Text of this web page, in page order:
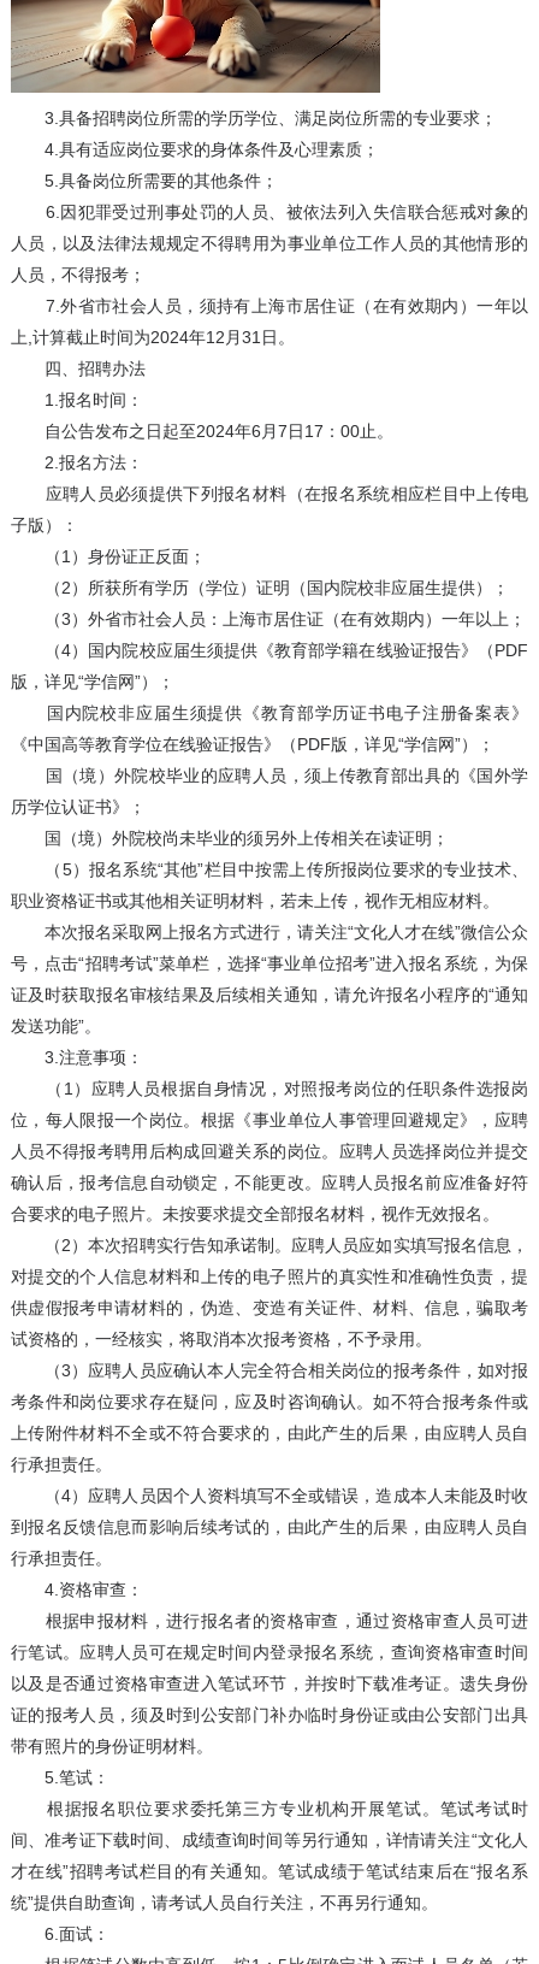
3.具备招聘岗位所需的学历学位、满足岗位所需的专业要求；
4.具有适应岗位要求的身体条件及心理素质；
5.具备岗位所需要的其他条件；
6.因犯罪受过刑事处罚的人员、被依法列入失信联合惩戒对象的
人员，以及法律法规规定不得聘用为事业单位工作人员的其他情形的
人员，不得报考；
7.外省市社会人员，须持有上海市居住证（在有效期内）一年以
上,计算截止时间为2024年12月31日。
四、招聘办法
1.报名时间：
自公告发布之日起至2024年6月7日17：00止。
2.报名方法：
应聘人员必须提供下列报名材料（在报名系统相应栏目中上传电
子版）：
（1）身份证正反面；
（2）所获所有学历（学位）证明（国内院校非应届生提供）；
（3）外省市社会人员：上海市居住证（在有效期内）一年以上；
（4）国内院校应届生须提供《教育部学籍在线验证报告》（PDF
版，详见“学信网”）；
国内院校非应届生须提供《教育部学历证书电子注册备案表》
《中国高等教育学位在线验证报告》（PDF版，详见“学信网”）；
国（境）外院校毕业的应聘人员，须上传教育部出具的《国外学
历学位认证书》；
国（境）外院校尚未毕业的须另外上传相关在读证明；
（5）报名系统“其他”栏目中按需上传所报岗位要求的专业技术、
职业资格证书或其他相关证明材料，若未上传，视作无相应材料。
本次报名采取网上报名方式进行，请关注“文化人才在线”微信公众
号，点击“招聘考试”菜单栏，选择“事业单位招考”进入报名系统，为保
证及时获取报名审核结果及后续相关通知，请允许报名小程序的“通知
发送功能”。
3.注意事项：
（1）应聘人员根据自身情况，对照报考岗位的任职条件选报岗
位，每人限报一个岗位。根据《事业单位人事管理回避规定》，应聘
人员不得报考聘用后构成回避关系的岗位。应聘人员选择岗位并提交
确认后，报考信息自动锁定，不能更改。应聘人员报名前应准备好符
合要求的电子照片。未按要求提交全部报名材料，视作无效报名。
（2）本次招聘实行告知承诺制。应聘人员应如实填写报名信息，
对提交的个人信息材料和上传的电子照片的真实性和准确性负责，提
供虚假报考申请材料的，伪造、变造有关证件、材料、信息，骗取考
试资格的，一经核实，将取消本次报考资格，不予录用。
（3）应聘人员应确认本人完全符合相关岗位的报考条件，如对报
考条件和岗位要求存在疑问，应及时咨询确认。如不符合报考条件或
上传附件材料不全或不符合要求的，由此产生的后果，由应聘人员自
行承担责任。
（4）应聘人员因个人资料填写不全或错误，造成本人未能及时收
到报名反馈信息而影响后续考试的，由此产生的后果，由应聘人员自
行承担责任。
4.资格审查：
根据申报材料，进行报名者的资格审查，通过资格审查人员可进
行笔试。应聘人员可在规定时间内登录报名系统，查询资格审查时间
以及是否通过资格审查进入笔试环节，并按时下载准考证。遗失身份
证的报考人员，须及时到公安部门补办临时身份证或由公安部门出具
带有照片的身份证明材料。
5.笔试：
根据报名职位要求委托第三方专业机构开展笔试。笔试考试时
间、准考证下载时间、成绩查询时间等另行通知，详情请关注“文化人
才在线”招聘考试栏目的有关通知。笔试成绩于笔试结束后在“报名系
统”提供自助查询，请考试人员自行关注，不再另行通知。
6.面试：